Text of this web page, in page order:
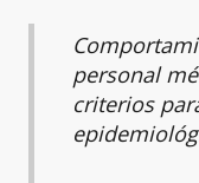
personal
criterios